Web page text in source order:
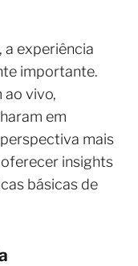
a experiência
importante.
ao vivo,
em
mais
insights
básicas de